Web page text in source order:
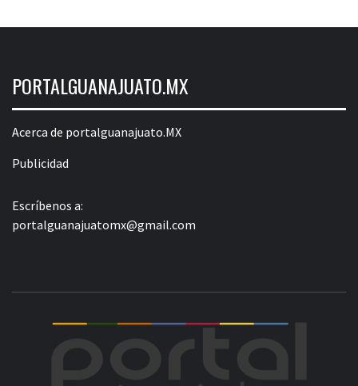
PORTALGUANAJUATO.MX
Acerca de portalguanajuato.MX
Publicidad
Escríbenos a:
portalguanajuatomx@gmail.com